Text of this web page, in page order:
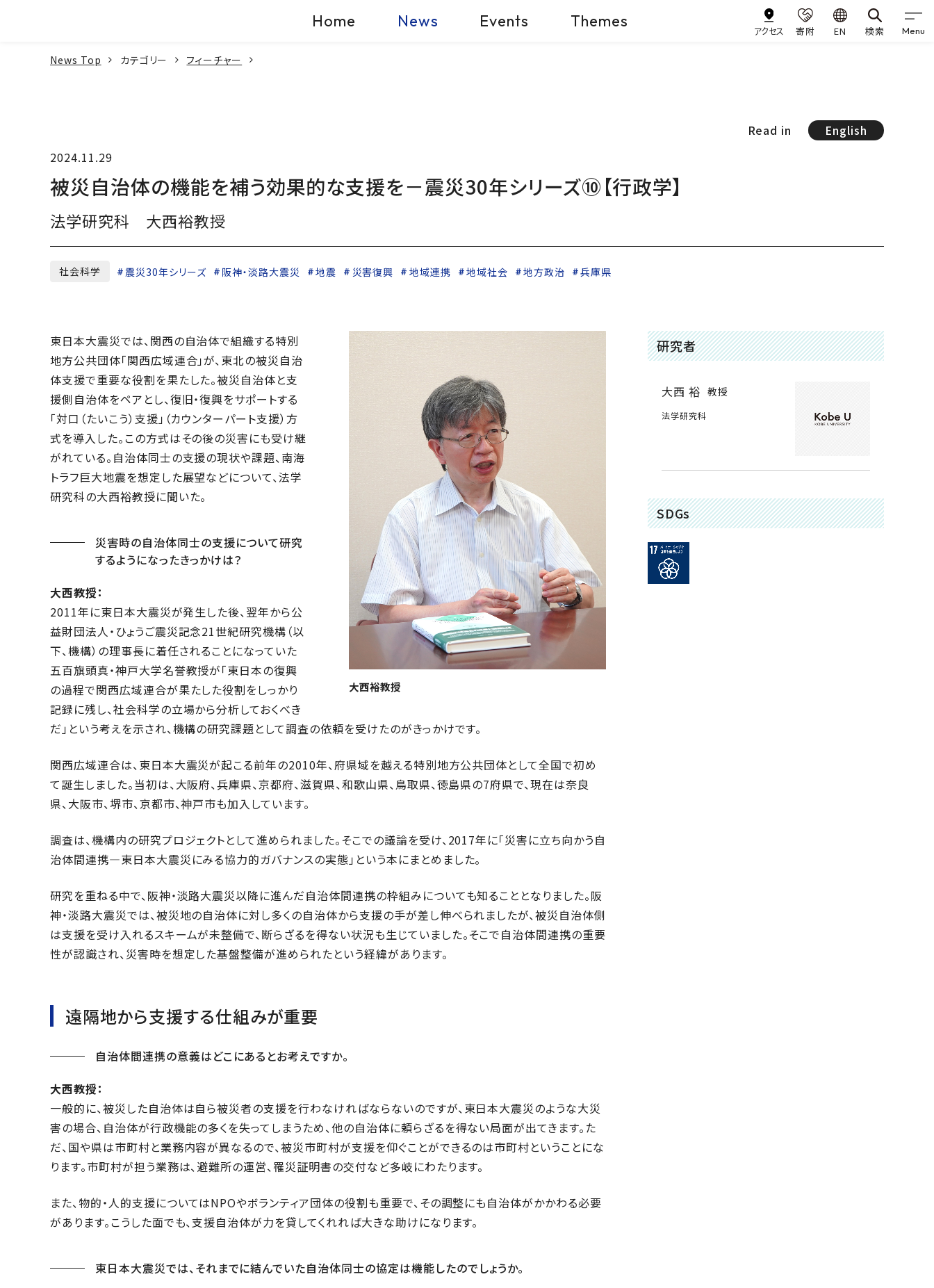
Home News Events Themes
アクセス 寄附 EN 検索 Menu
News Top カテゴリー フィーチャー
Read in
English
2024.11.29
被災自治体の機能を補う効果的な支援を－震災30年シリーズ⑩【行政学】
法学研究科 大西裕教授
社会科学 震災30年シリーズ 阪神・淡路大震災 地震 災害復興 地域連携 地域社会 地方政治 兵庫県
大西裕教授
東日本大震災では、関西の自治体で組織する特別
地方公共団体「関西広域連合」が、東北の被災自治
体支援で重要な役割を果たした。被災自治体と支
援側自治体をペアとし、復旧・復興をサポートする
「対口（たいこう）支援」（カウンターパート支援）方
式を導入した。この方式はその後の災害にも受け継
がれている。自治体同士の支援の現状や課題、南海
トラフ巨大地震を想定した展望などについて、法学
研究科の大西裕教授に聞いた。
災害時の自治体同士の支援について研究
するようになったきっかけは？
大西教授：
2011年に東日本大震災が発生した後、翌年から公
益財団法人・ひょうご震災記念21世紀研究機構（以
下、機構）の理事長に着任されることになっていた
五百旗頭真・神戸大学名誉教授が「東日本の復興
の過程で関西広域連合が果たした役割をしっかり
記録に残し、社会科学の立場から分析しておくべき
だ」という考えを示され、機構の研究課題として調査の依頼を受けたのがきっかけです。
関西広域連合は、東日本大震災が起こる前年の2010年、府県域を越える特別地方公共団体として全国で初め
て誕生しました。当初は、大阪府、兵庫県、京都府、滋賀県、和歌山県、鳥取県、徳島県の7府県で、現在は奈良
県、大阪市、堺市、京都市、神戸市も加入しています。
調査は、機構内の研究プロジェクトとして進められました。そこでの議論を受け、2017年に「災害に立ち向かう自
治体間連携―東日本大震災にみる協力的ガバナンスの実態」という本にまとめました。
研究を重ねる中で、阪神・淡路大震災以降に進んだ自治体間連携の枠組みについても知ることとなりました。阪
神・淡路大震災では、被災地の自治体に対し多くの自治体から支援の手が差し伸べられましたが、被災自治体側
は支援を受け入れるスキームが未整備で、断らざるを得ない状況も生じていました。そこで自治体間連携の重要
性が認識され、災害時を想定した基盤整備が進められたという経緯があります。
遠隔地から支援する仕組みが重要
自治体間連携の意義はどこにあるとお考えですか。
大西教授：
一般的に、被災した自治体は自ら被災者の支援を行わなければならないのですが、東日本大震災のような大災
害の場合、自治体が行政機能の多くを失ってしまうため、他の自治体に頼らざるを得ない局面が出てきます。た
だ、国や県は市町村と業務内容が異なるので、被災市町村が支援を仰ぐことができるのは市町村ということにな
ります。市町村が担う業務は、避難所の運営、罹災証明書の交付など多岐にわたります。
また、物的・人的支援についてはNPOやボランティア団体の役割も重要で、その調整にも自治体がかかわる必要
があります。こうした面でも、支援自治体が力を貸してくれれば大きな助けになります。
東日本大震災では、それまでに結んでいた自治体同士の協定は機能したのでしょうか。
研究者
大西 裕 教授
法学研究科
SDGs